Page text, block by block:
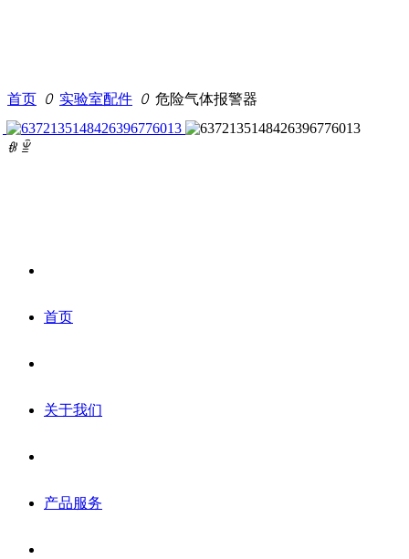
首页
关于我们
产品服务
首页 ꄲ 实验室配件 ꄲ 危险气体报警器
ꁆ ꁇ